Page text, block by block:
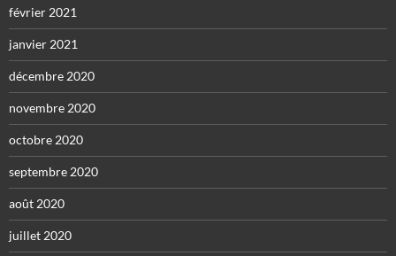
février 2021
janvier 2021
décembre 2020
novembre 2020
octobre 2020
septembre 2020
août 2020
juillet 2020